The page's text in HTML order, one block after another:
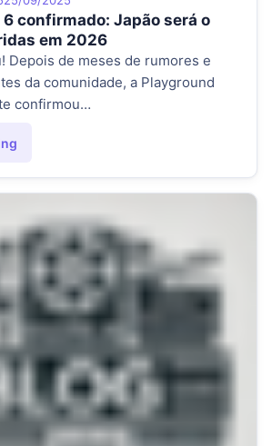
6 confirmado: Japão será o
em 2026
Depois de meses de rumores e
da comunidade, a Playground
confirmou…
6 confirmado: Japão será o palco das